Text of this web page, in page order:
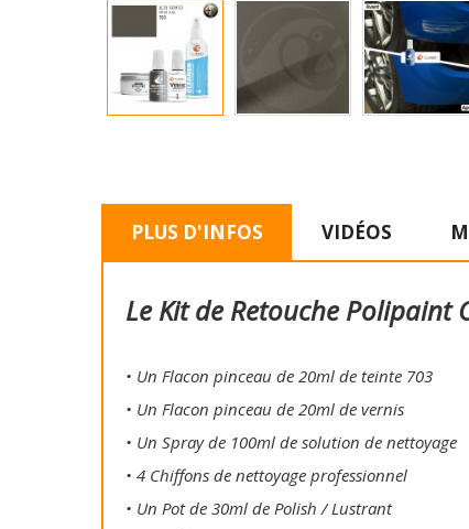
PLUS D'INFOS VIDÉOS
Le Kit de Retouche Polipaint
• Un Flacon pinceau de 20ml de teinte 703
• Un Flacon pinceau de 20ml de vernis
• Un Spray de 100ml de solution de nettoyage
• 4 Chiffons de nettoyage professionnel
• Un Pot de 30ml de Polish / Lustrant